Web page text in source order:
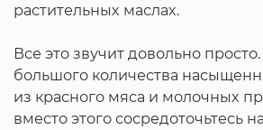
растительных маслах.
Все это звучит довольно
большого количества
из красного мяса и молочных
вместо этого сосредоточьтесь